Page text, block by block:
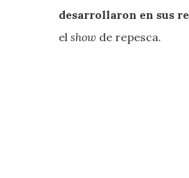
desarrollaron en sus
el show de repesca.